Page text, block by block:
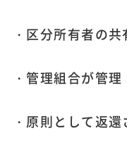
・区分所有者の
・管理組合が管
・原則として返